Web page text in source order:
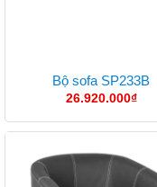
Bộ sofa SP233B
26.920.000₫